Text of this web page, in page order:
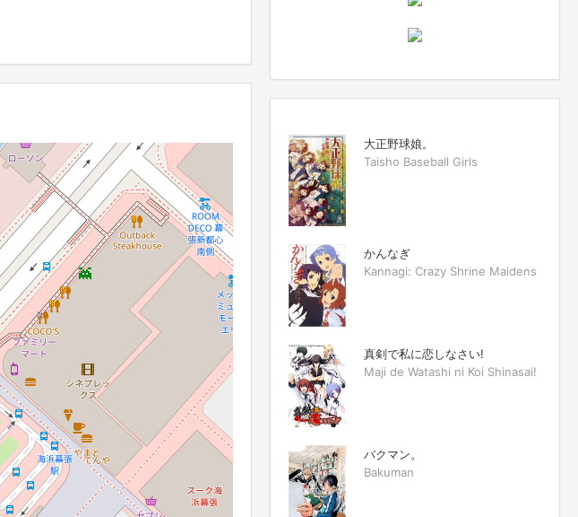
大正野球娘。
Taisho Baseball Girls
かんなぎ
Kannagi: Crazy Shrine Maidens
真剣で私に恋しなさい!
Maji de Watashi ni Koi Shinasai!
バクマン。
Bakuman